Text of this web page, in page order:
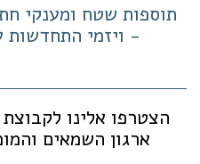
תוספות שטח ומענקי
- ויזמי התחדשות
הצטרפו אלינו
ארגון השמאים